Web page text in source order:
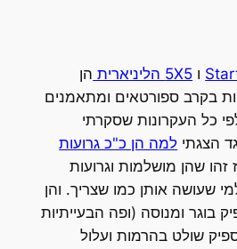
ו 5X5 הליניארית
הן
בקרב ספורטאים ומתאמנים
כל העקרונות שסקרתי
הצגתי למה הן כ"כ גרועות
זהו שהן מושלמות וגרועות
שעושה אותן כמו שצריך. והן
בוגר ומנוסה (ופה הבעייתיות
שולט בהרמות ועלול